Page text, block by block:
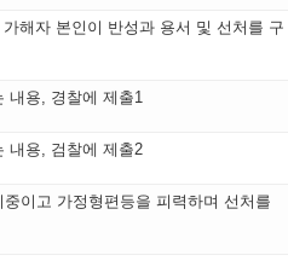
해자 본인이 반성과 용서 및 선처를 구
내용, 경찰에 제출1
내용, 검찰에 제출2
이고 가정형편등을 피력하며 선처를